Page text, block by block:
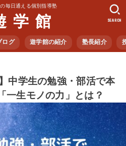
毎日通える個別指導塾
学 館
ログ 遊学館の紹介 塾長紹介
SEARCH
中学生の勉強・部活で本
一生モノの力」とは？